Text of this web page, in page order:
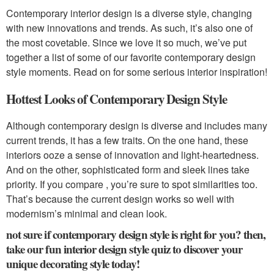
Contemporary interior design is a diverse style, changing
with new innovations and trends. As such, it’s also one of
the most covetable. Since we love it so much, we’ve put
together a list of some of our favorite contemporary design
style moments. Read on for some serious interior inspiration!
Hottest Looks of Contemporary Design Style
Although contemporary design is diverse and includes many
current trends, it has a few traits. On the one hand, these
interiors ooze a sense of innovation and light-heartedness.
And on the other, sophisticated form and sleek lines take
priority. If you compare , you’re sure to spot similarities too.
That’s because the current design works so well with
modernism’s minimal and clean look.
not sure if contemporary design style is right for you? then,
take our fun interior design style quiz to discover your
unique decorating style today!